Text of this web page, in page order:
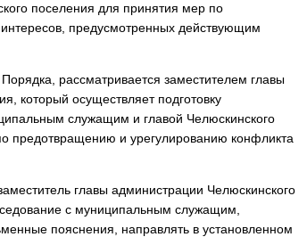
поселения для принятия мер по
предусмотренных действующим
рассматривается заместителем главы
который осуществляет подготовку
служащим и главой Челюскинского
предотвращению и урегулированию конфликта
главы администрации Челюскинского
с муниципальным служащим,
пояснения, направлять в установленном